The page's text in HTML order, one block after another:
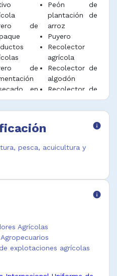
de
de
en
de
de
de
de
Peón de
plantación de
arroz
Puyero
Recolector
agrícola
Recolector de
algodón
Recolector de
algodón a
mano
Recolector de
cosechas a
Recolector de
Trabajador
agrícola
info
pesca, acuicultura y
info
Agrícolas
explotaciones agrícolas